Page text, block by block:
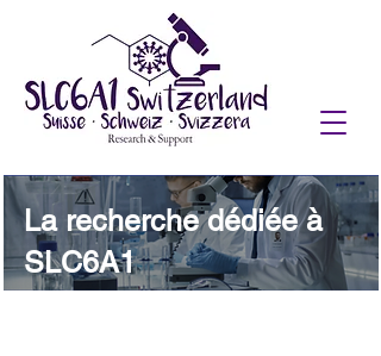
La recherche dédiée à
SLC6A1